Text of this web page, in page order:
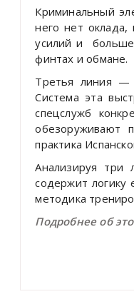
Криминальный
него нет
усилий и
финтах и обмане.
Третья линия —
Система эта
спецслужб
обезоруживают
практика
Анализируя три
содержит логику
методика
Подробнее об